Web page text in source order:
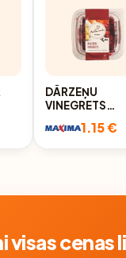
DĀRZEŅU
VINEGRETS
200G 1.15 €
visas cenas